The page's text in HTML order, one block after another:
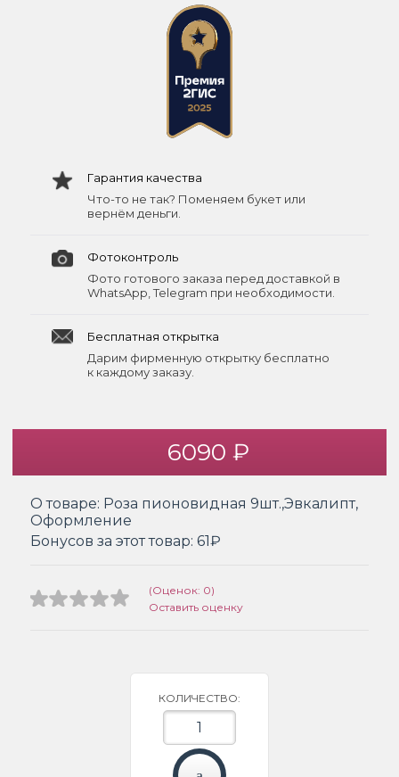
Гарантия качества
Что-то не так? Поменяем букет или
вернём деньги.
Фотоконтроль
Фото готового заказа перед доставкой в
WhatsApp, Telegram при необходимости.
Бесплатная открытка
Дарим фирменную открытку бесплатно
к каждому заказу.
6090 ₽
О товаре: Роза пионовидная 9шт.,Эвкалипт,
Оформление
Бонусов за этот товар: 61₽
(Оценок: 0)
Оставить оценку
КОЛИЧЕСТВО: